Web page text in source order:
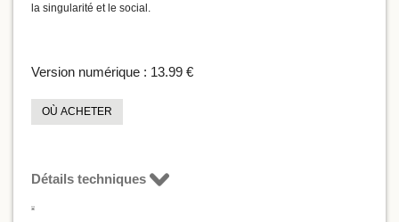
la singularité et le social.
Version numérique : 13.99 €
OÙ ACHETER
Détails techniques